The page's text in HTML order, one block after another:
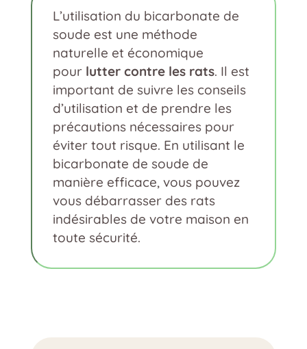
L’utilisation du bicarbonate de
soude est une méthode
naturelle et économique
pour lutter contre les rats. Il est
important de suivre les conseils
d’utilisation et de prendre les
précautions nécessaires pour
éviter tout risque. En utilisant le
bicarbonate de soude de
manière efficace, vous pouvez
vous débarrasser des rats
indésirables de votre maison en
toute sécurité.